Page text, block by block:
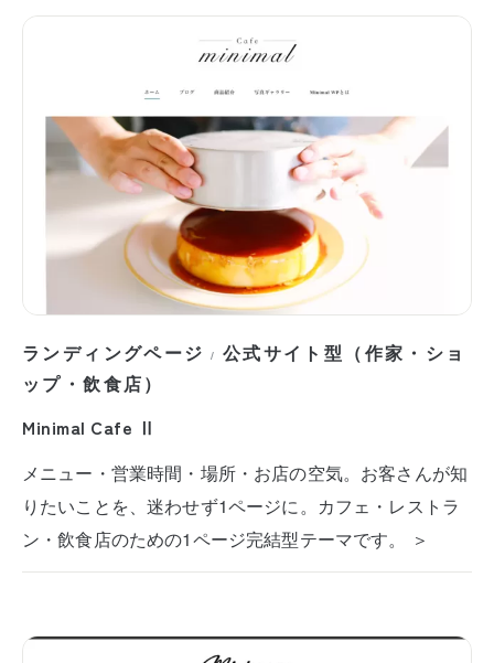
ランディングページ / 公式サイト型（作家・ショ
ップ・飲食店）
Minimal Cafe Ⅱ
メニュー・営業時間・場所・お店の空気。お客さんが知
りたいことを、迷わせず1ページに。カフェ・レストラ
ン・飲食店のための1ページ完結型テーマです。 ＞